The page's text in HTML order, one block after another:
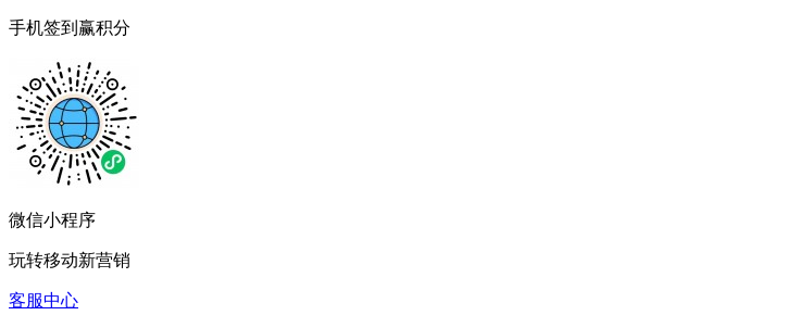
手机签到赢积分
微信小程序
玩转移动新营销
客服中心